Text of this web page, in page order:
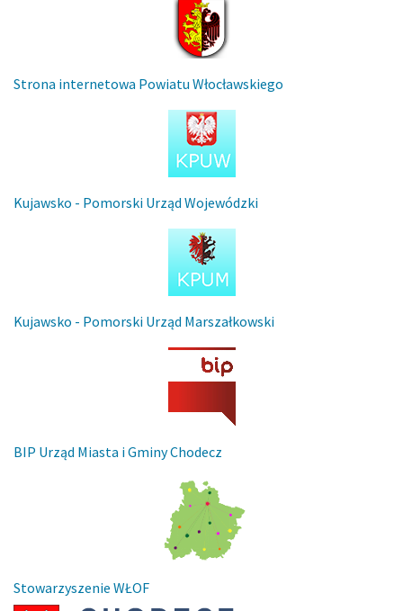
Strona internetowa Powiatu Włocławskiego
Kujawsko - Pomorski Urząd Wojewódzki
Kujawsko - Pomorski Urząd Marszałkowski
BIP Urząd Miasta i Gminy Chodecz
Stowarzyszenie WŁOF